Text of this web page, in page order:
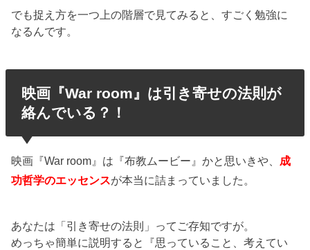
でも捉え方を一つ上の階層で見てみると、すごく勉強に
なるんです。
映画『War room』は引き寄せの法則が
絡んでいる？！
映画『War room』は『布教ムービー』かと思いきや、 成
功哲学のエッセンスが本当に詰まっていました。
あなたは「引き寄せの法則」ってご存知ですが。
めっちゃ簡単に説明すると『思っていること、考えてい